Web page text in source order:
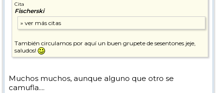
Cita
Fischerski
También circulamos por aquí un buen grupete de sesentones jeje,
saludos!
Muchos muchos, aunque alguno que otro se
camufla....